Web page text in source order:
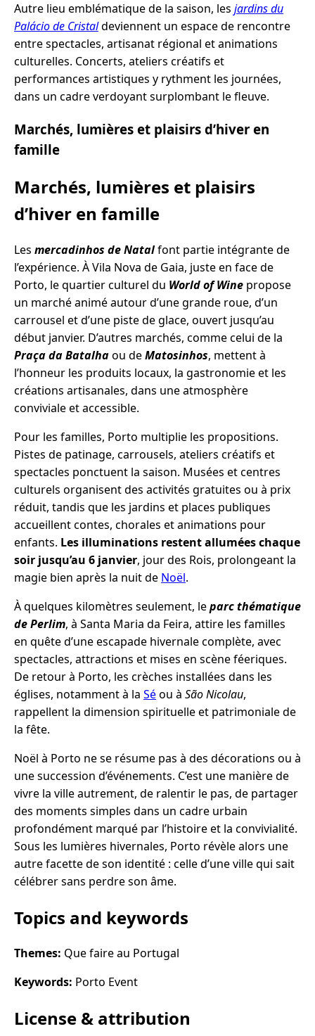
Autre lieu emblématique de la saison, les jardins du
Palácio de Cristaldeviennent un espace de rencontre
entre spectacles, artisanat régional et animations
culturelles. Concerts, ateliers créatifs et
performances artistiques y rythment les journées,
dans un cadre verdoyant surplombant le fleuve.
Marchés, lumières et plaisirs d’hiver en
famille
Marchés, lumières et plaisirs
d’hiver en famille
Les mercadinhos de Natalfont partie intégrante de
l’expérience. À Vila Nova de Gaia, juste en face de
Porto, le quartier culturel du World of Wine propose
un marché animé autour d’une grande roue, d’un
carrousel et d’une piste de glace, ouvert jusqu’au
début janvier. D’autres marchés, comme celui de la
Praça da Batalhaou deMatosinhos, mettent à
l’honneur les produits locaux, la gastronomie et les
créations artisanales, dans une atmosphère
conviviale et accessible.
Pour les familles, Porto multiplie les propositions.
Pistes de patinage, carrousels, ateliers créatifs et
spectacles ponctuent la saison. Musées et centres
culturels organisent des activités gratuites ou à prix
réduit, tandis que les jardins et places publiques
accueillent contes, chorales et animations pour
enfants. Les illuminations restent allumées chaque
soir jusqu’au 6 janvier, jour des Rois, prolongeant la
magie bien après la nuit de Noël.
À quelques kilomètres seulement, leparc thématique
de Perlim, à Santa Maria da Feira, attire les familles
en quête d’une escapade hivernale complète, avec
spectacles, attractions et mises en scène féeriques.
De retour à Porto, les crèches installées dans les
églises, notamment à la Séou à São Nicolau,
rappellent la dimension spirituelle et patrimoniale de
la fête.
Noël à Porto ne se résume pas à des décorations ou à
une succession d’événements. C’est une manière de
vivre la ville autrement, de ralentir le pas, de partager
des moments simples dans un cadre urbain
profondément marqué par l’histoire et la convivialité.
Sous les lumières hivernales, Porto révèle alors une
autre facette de son identité : celle d’une ville qui sait
célébrer sans perdre son âme.
Topics and keywords
Themes: Que faire au Portugal
Keywords: Porto Event
License & attribution